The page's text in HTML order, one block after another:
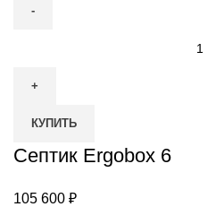
Септик
КУПИТЬ
Септик Ergobox 6
105 600 ₽